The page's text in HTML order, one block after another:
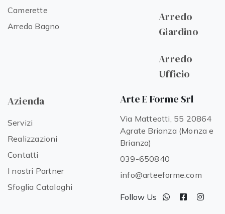
Camerette
Arredo Bagno
Arredo
Giardino
Arredo
Ufficio
Azienda
Servizi
Realizzazioni
Contatti
I nostri Partner
Sfoglia Cataloghi
Arte E Forme Srl
Via Matteotti, 55 20864
Agrate Brianza (Monza e
Brianza)
039-650840
info@arteeforme.com
Follow Us